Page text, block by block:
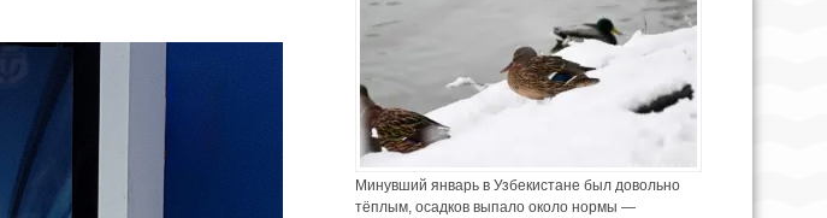
Минувший январь в Узбекистане был довольно
тёплым, осадков выпало около нормы —